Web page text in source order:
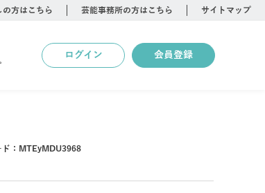
方はこちら 芸能事務所の方はこちら サイトマップ
ログイン 会員登録
： MTEyMDU3968